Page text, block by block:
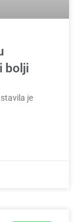
bolji
je